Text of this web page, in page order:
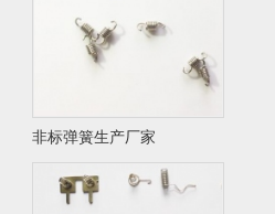
非标弹簧生产厂家